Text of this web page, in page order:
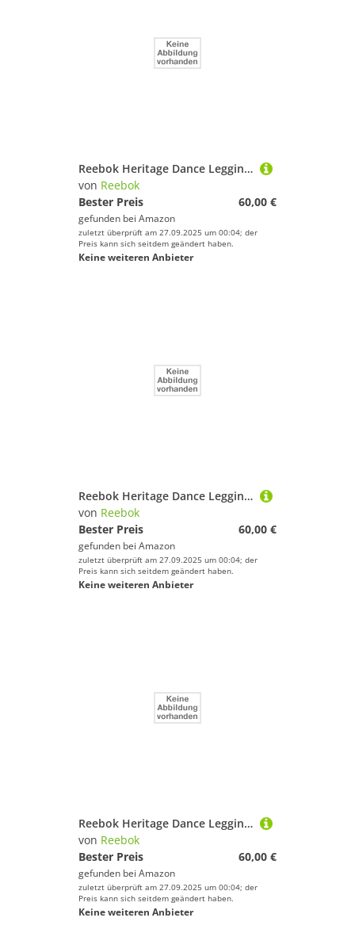
Reebok Heritage Dance Leggings
von Reebok
Bester Preis
60,00 €
gefunden bei Amazon
zuletzt überprüft am 27.09.2025 um 00:04; der
Preis kann sich seitdem geändert haben.
Keine weiteren Anbieter
Reebok Heritage Dance Leggings
von Reebok
Bester Preis
60,00 €
gefunden bei Amazon
zuletzt überprüft am 27.09.2025 um 00:04; der
Preis kann sich seitdem geändert haben.
Keine weiteren Anbieter
Reebok Heritage Dance Leggings
von Reebok
Bester Preis
60,00 €
gefunden bei Amazon
zuletzt überprüft am 27.09.2025 um 00:04; der
Preis kann sich seitdem geändert haben.
Keine weiteren Anbieter